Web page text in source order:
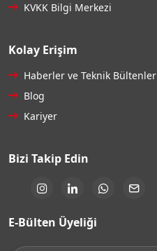
KVKK Bilgi Merkezi
Kolay Erişim
Haberler ve Teknik Bültenler
Blog
Kariyer
Bizi Takip Edin
E-Bülten Üyeliği